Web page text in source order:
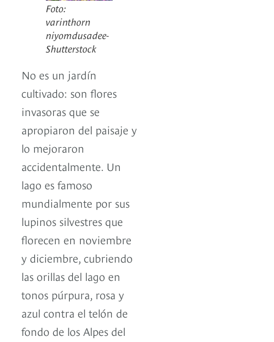
Foto:
varinthorn
niyomdusadee-
Shutterstock
No es un jardín
cultivado: son flores
invasoras que se
apropiaron del paisaje y
lo mejoraron
accidentalmente. Un
lago es famoso
mundialmente por sus
lupinos silvestres que
florecen en noviembre
y diciembre, cubriendo
las orillas del lago en
tonos púrpura, rosa y
azul contra el telón de
fondo de los Alpes del